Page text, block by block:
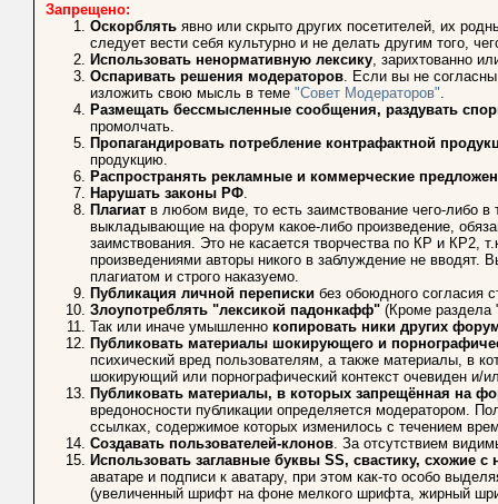
Запрещено:
Оскорблять явно или скрыто других посетителей, их
следует вести себя культурно и не делать другим того,
Использовать ненормативную лексику, зарихтованно
Оспаривать решения модераторов. Если вы не
изложить свою мысль в теме "Совет Модераторов".
Размещать бессмысленные сообщения, раздувать
промолчать.
Пропагандировать потребление контрафактной
продукцию.
Распространять рекламные и коммерческие
Нарушать законы РФ.
Плагиат в любом виде, то есть заимствование чего-либо в
выкладывающие на форум какое-либо произведение,
заимствования. Это не касается творчества по КР и КР2,
произведениями авторы никого в заблуждение не
плагиатом и строго наказуемо.
Публикация личной переписки без обоюдного согласия
Злоупотреблять "лексикой падонкафф" (Кроме раздела
Так или иначе умышленно копировать ники других
Публиковать материалы шокирующего и
психический вред пользователям, а также материалы, в
шокирующий или порнографический контекст очевиден
Публиковать материалы, в которых запрещённая на
вредоносности публикации определяется модератором.
ссылках, содержимое которых изменилось с течением
Создавать пользователей-клонов. За отсутствием
Использовать заглавные буквы SS, свастику,
аватаре и подписи к аватару, при этом как-то особо
(увеличенный шрифт на фоне мелкого шрифта, жирный